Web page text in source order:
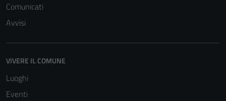
Comunicati
Avvisi
VIVERE IL COMUNE
Luoghi
Eventi